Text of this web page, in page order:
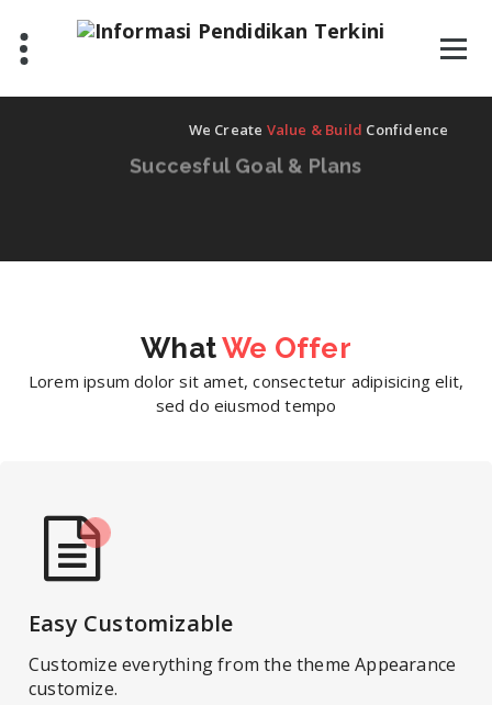
content
We CreateValue & BuildConfidence
Succesful Goal & Plans
WhatWe Offer
Lorem ipsum dolor sit amet, consectetur adipisicing elit,
sed do eiusmod tempo
Easy Customizable
Customize everything from the theme Appearance
customize.